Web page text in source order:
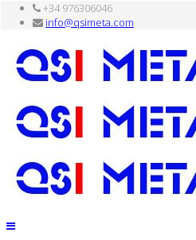
+34 976306046
info@qsimeta.com